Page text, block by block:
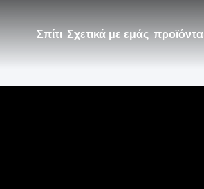
Σπίτι Σχετικά με εμάς προϊόντα